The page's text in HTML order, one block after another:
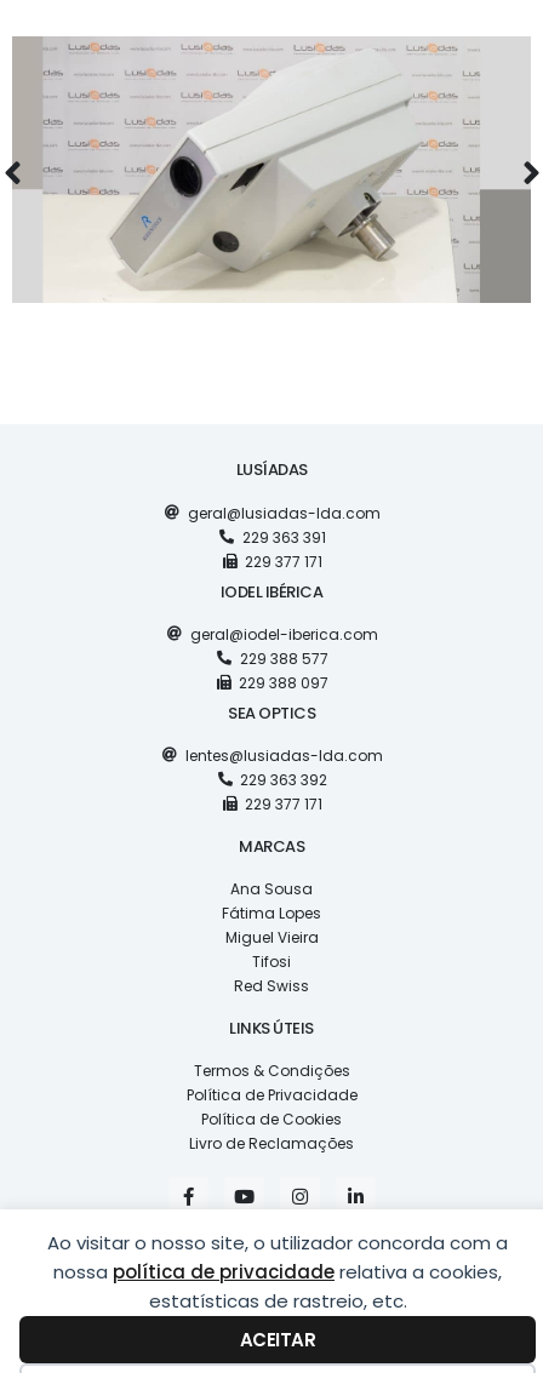
Ao visitar o nosso site, o utilizador concorda com a
nossa política de privacidaderelativa a cookies,
estatísticas de rastreio, etc.
ACEITAR
MAQUINARIA
PROJETOR RODENSTOCK
LUSÍADAS
geral@lusiadas-lda.com
229 363 391
229 377 171
IODEL IBÉRICA
geral@iodel-iberica.com
229 388 577
229 388 097
SEA OPTICS
lentes@lusiadas-lda.com
229 363 392
229 377 171
MARCAS
Ana Sousa
Fátima Lopes
Miguel Vieira
Tifosi
Red Swiss
LINKS ÚTEIS
Termos & Condições
Política de Privacidade
Política de Cookies
Livro de Reclamações
F
a
e
b
o
o
k
Y
o
t
u
b
e
I
n
t
a
g
r
a
m
i
k
e
d
i
n
n
COPYRIGHT © 2026LUSÍADAS, DISTRIBUIÇÃO DE ÓPTICAS, LDA.|
DESENVOLVIDO POR